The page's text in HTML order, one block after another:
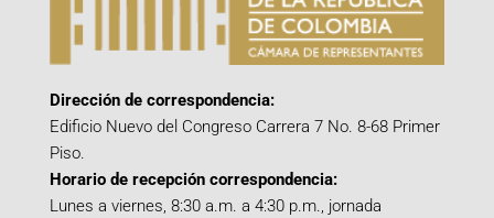
Dirección de correspondencia:
Edificio Nuevo del Congreso Carrera 7 No. 8-68 Primer
Piso.
Horario de recepción correspondencia:
Lunes a viernes, 8:30 a.m. a 4:30 p.m., jornada